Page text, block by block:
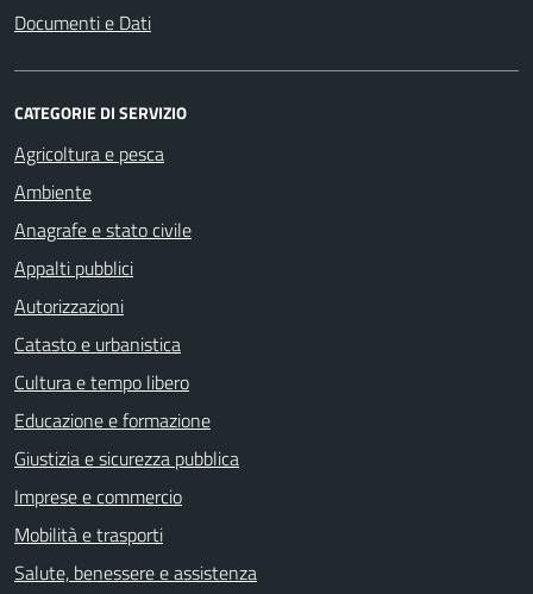
Documenti e Dati
CATEGORIE DI SERVIZIO
Agricoltura e pesca
Ambiente
Anagrafe e stato civile
Appalti pubblici
Autorizzazioni
Catasto e urbanistica
Cultura e tempo libero
Educazione e formazione
Giustizia e sicurezza pubblica
Imprese e commercio
Mobilità e trasporti
Salute, benessere e assistenza